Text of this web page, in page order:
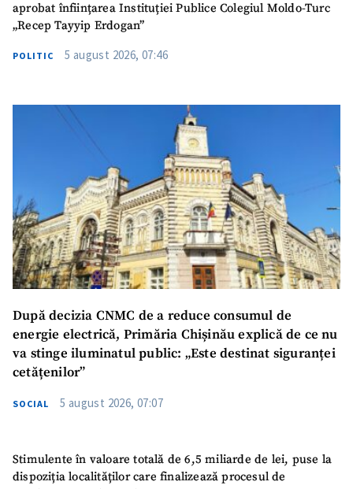
aprobat înființarea Instituției Publice Colegiul Moldo-Turc
„Recep Tayyip Erdogan”
POLITIC 5 august 2026, 07:46
După decizia CNMC de a reduce consumul de
energie electrică, Primăria Chișinău explică de ce nu
va stinge iluminatul public: „Este destinat siguranței
cetățenilor”
SOCIAL 5 august 2026, 07:07
Stimulente în valoare totală de 6,5 miliarde de lei, puse la
dispoziția localităților care finalizează procesul de